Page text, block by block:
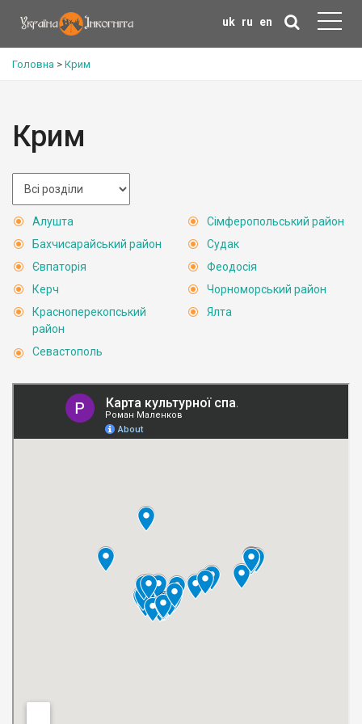
uk ru en
Головна > Крим
Крим
Алушта
Бахчисарайський район
Євпаторія
Керч
Красноперекопський
район
Севастополь
Сімферопольський район
Судак
Феодосія
Чорноморський район
Ялта